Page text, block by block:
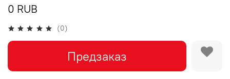
(0)
0 RUB
Предзаказ